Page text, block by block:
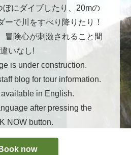
ぼにダイブしたり、20mの
ーで川をすべり降りたり！
冒険心が刺激されること間
違いなし!
is under construction.
blog for tour information.
in English.
after pressing the
NOW button.
Book now